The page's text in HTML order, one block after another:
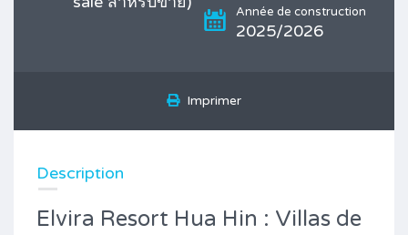
Année de construction
2025/2026
Imprimer
Description
Elvira Resort Hua Hin : Villas de